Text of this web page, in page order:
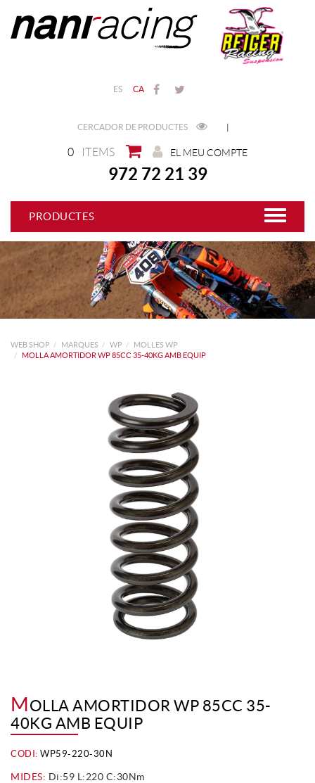
ES CA
CERCADOR DE PRODUCTES |
0 ITEMS EL MEU COMPTE
972 72 21 39
PRODUCTES
WEB SHOP MARQUES WP
MOLLES WP
MOLLA AMORTIDOR WP 85CC 35-40KG AMB EQUIP
MOLLA AMORTIDOR WP 85CC 35-
40KG AMB EQUIP
CODI: WP59-220-30N
MIDES: Di:59 L:220 C:30Nm